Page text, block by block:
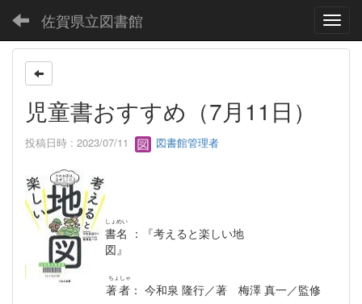
佐賀県立図書館
児童書おすすめ（7月11日）
投稿日時 : 2023/07/11 図書館管理者
書名
しょめい
：『考えると楽しい地
図』
著者
ちょしゃ
： 今和泉 隆行／著 梅澤 真一／監修